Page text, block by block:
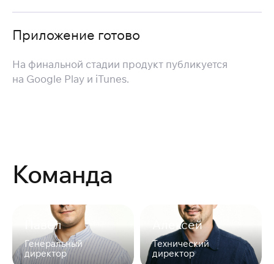
Приложение готово
На финальной стадии продукт публикуется
на Google Play и iTunes.
Команда
Павел
Генеральный
директор
Алексей
Технический
директор